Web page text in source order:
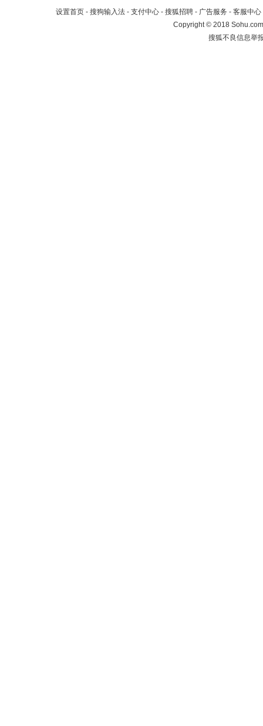
设置首页 - 搜狗输入法 - 支付中心 - 搜狐招聘 - 广告服务 - 客服中心
Copyright©2018
搜狐不良信息举